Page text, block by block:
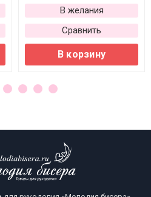
В желания
Сравнить
В корзину